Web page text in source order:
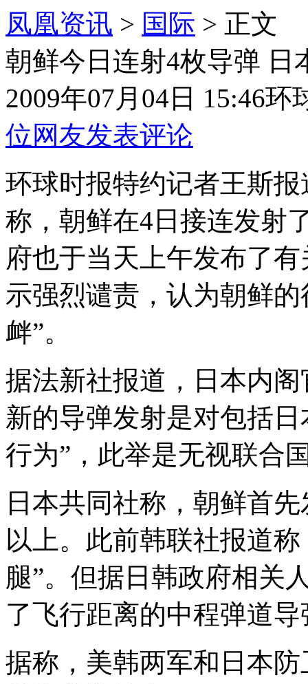
凤凰资讯 > 国际 > 正文
朝鲜今日连射4枚导弹 日
2009年07月04日 15:46环
位网友发表评论
环球时报特约记者王斯
称，朝鲜在4日接连发射
府也于当天上午发布了
示强烈谴责，认为朝鲜
衅”。
据法新社报道，日本内
新的导弹发射是对包括
行为”，此举是无视联合
日本共同社称，朝鲜首
以上。此前韩联社报道
腿”。但据日韩政府相关
了飞行距离的中程弹道导
据称，美韩两军和日本